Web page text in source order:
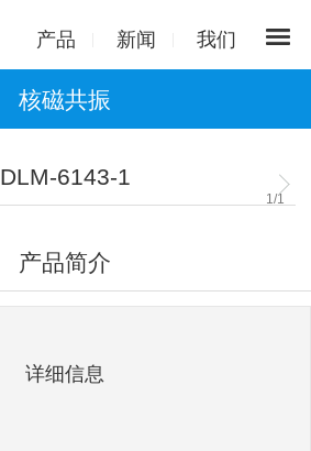
产品 新闻 我们
核磁共振
DLM-6143-1
1 /1
产品简介
详细信息